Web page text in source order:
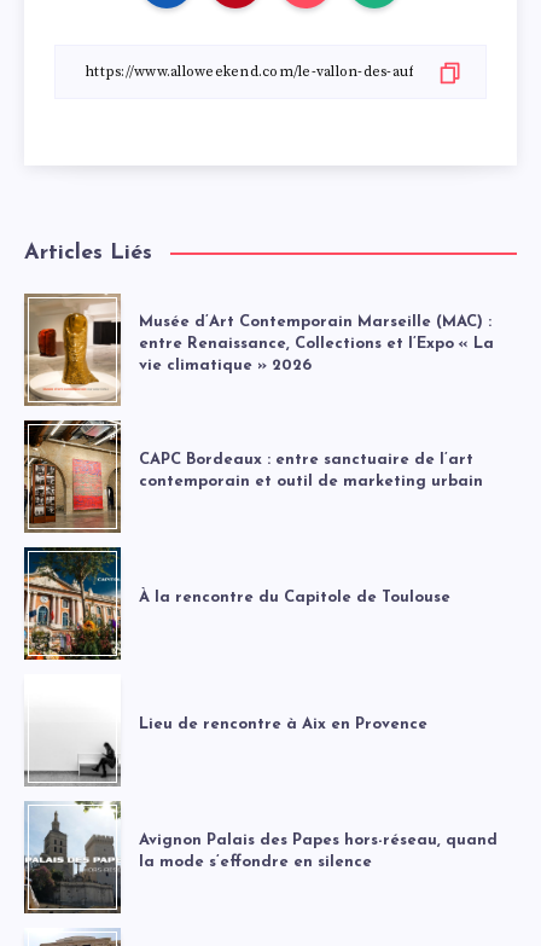
Articles Liés
Musée d’Art Contemporain Marseille (MAC) :
entre Renaissance, Collections et l’Expo « La
vie climatique » 2026
CAPC Bordeaux : entre sanctuaire de l’art
contemporain et outil de marketing urbain
À la rencontre du Capitole de Toulouse
Lieu de rencontre à Aix en Provence
Avignon Palais des Papes hors-réseau, quand
la mode s’effondre en silence